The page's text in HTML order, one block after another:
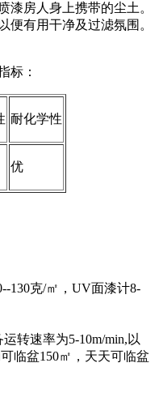
漆房人身上携带的尘土。
便有用干净及过滤氛围。
标：
耐化学性
优
130克/㎡，UV面漆计8-
转速率为5-10m/min,以
临盆150㎡，天天可临盆